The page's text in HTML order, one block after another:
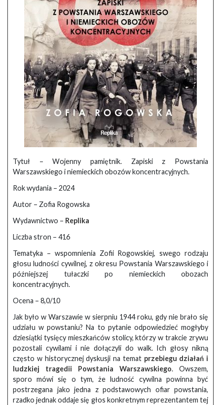
Tytuł – Wojenny pamiętnik. Zapiski z Powstania
Warszawskiego i niemieckich obozów koncentracyjnych.
Rok wydania – 2024
Autor – Zofia Rogowska
Wydawnictwo – Replika
Liczba stron – 416
Tematyka – wspomnienia Zofii Rogowskiej, swego rodzaju
głosu ludności cywilnej, z okresu Powstania Warszawskiego i
późniejszej tułaczki po niemieckich obozach
koncentracyjnych.
Ocena – 8,0/10
Jak było w Warszawie w sierpniu 1944 roku, gdy nie brało się
udziału w powstaniu? Na to pytanie odpowiedzieć mogłyby
dziesiątki tysięcy mieszkańców stolicy, którzy w trakcie zrywu
pozostali cywilami i nie dołączyli do walk. Ich głosy nikną
często w historycznej dyskusji na temat przebiegu działań i
ludzkiej tragedii Powstania Warszawskiego. Owszem,
sporo mówi się o tym, że ludność cywilna powinna być
postrzegana jako jedna z podstawowych ofiar powstania,
rzadko jednak oddaje się głos konkretnym reprezentantem tej